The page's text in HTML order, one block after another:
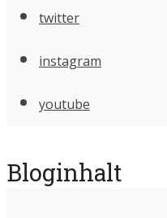
twitter
instagram
youtube
Bloginhalt